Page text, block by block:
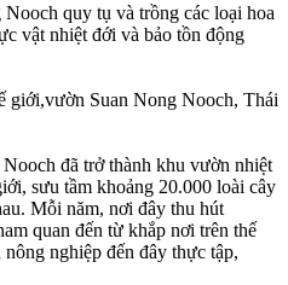
quy tụ và trồng các loại hoa
vật nhiệt đới và bảo tồn động
đã trở thành khu vườn nhiệt
sưu tầm khoảng 20.000 loài cây
Mỗi năm, nơi đây thu hút
quan đến từ khắp nơi trên thế
nghiệp đến đây thực tập,